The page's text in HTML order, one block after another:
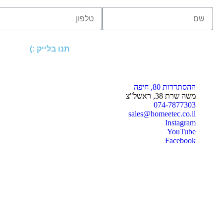
ההסתדרות 80, חיפה
משה שרת 38, ראשל"צ
074-7877303
sales@homeetec.co.il
Instagram
YouTube
Facebook
תנו בלייק :)